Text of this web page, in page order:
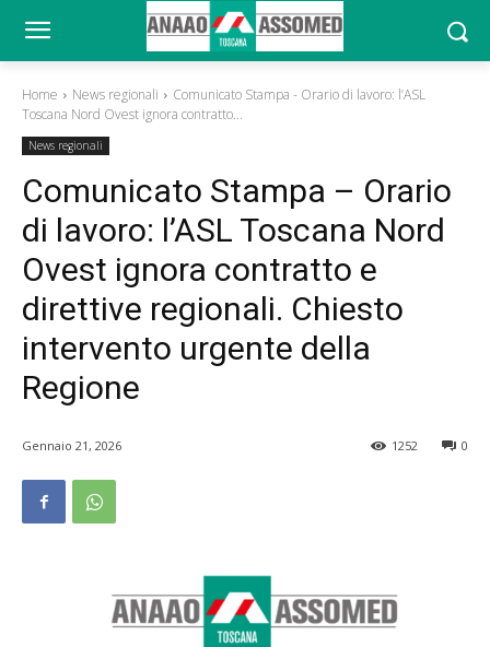
Home News regionali
Comunicato Stampa - Orario di lavoro: l’ASL
Toscana Nord Ovest ignora contratto...
News regionali
Comunicato Stampa – Orario
di lavoro: l’ASL Toscana Nord
Ovest ignora contratto e
direttive regionali. Chiesto
intervento urgente della
Regione
Gennaio 21, 2026 0
1252